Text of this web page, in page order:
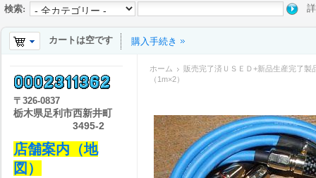
検索:
カートは空です 購入手続き
ホーム
販売完了済ＵＳＥＤ+新品生産完了製
（1m×2）
〒 326-0837
栃木県足利市西新井町
3495-2
店舗案内（地
図）